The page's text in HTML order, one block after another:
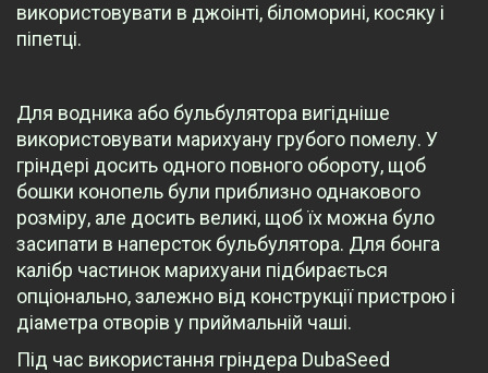
використовувати в джоінті, біломорині, косяку і
піпетці.
Для водника або бульбулятора вигідніше
використовувати марихуану грубого помелу. У
гріндері досить одного повного обороту, щоб
бошки конопель були приблизно однакового
розміру, але досить великі, щоб їх можна було
засипати в наперсток бульбулятора. Для бонга
калібр частинок марихуани підбирається
опціонально, залежно від конструкції пристрою і
діаметра отворів у приймальній чаші.
Під час використання гріндера DubaSeed